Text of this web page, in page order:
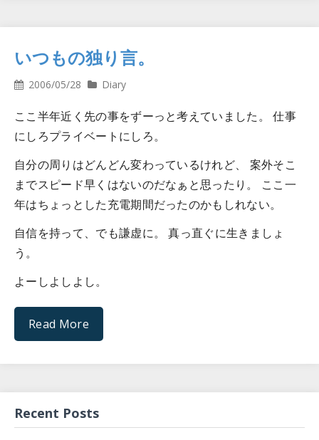
いつもの独り言。
2006/05/28 Diary
ここ半年近く先の事をずーっと考えていました。 仕事
にしろプライベートにしろ。
自分の周りはどんどん変わっているけれど、 案外そこ
までスピード早くはないのだなぁと思ったり。 ここ一
年はちょっとした充電期間だったのかもしれない。
自信を持って、でも謙虚に。 真っ直ぐに生きましょ
う。
よーしよしよし。
Read More
Recent Posts